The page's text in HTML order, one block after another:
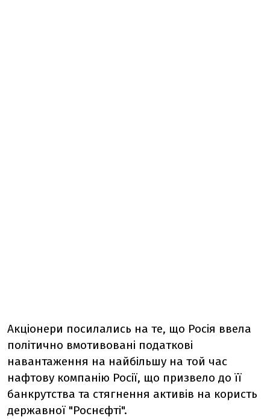
Акціонери посилались на те, що Росія ввела
політично вмотивовані податкові
навантаження на найбільшу на той час
нафтову компанію Росії, що призвело до її
банкрутства та стягнення активів на користь
державної "Роснєфті".